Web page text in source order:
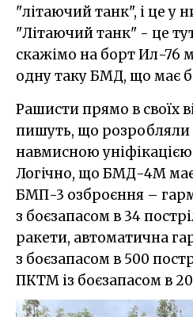
"літаючий танк", і це у
"Літаючий танк" - це
скажімо на борт Ил-76
одну таку БМД, що має
Рашисти прямо в своїх
пишуть, що
навмисною
Логічно, що БМД-4М має
БМП-3 озброєння –
з боєзапасом в 34
ракети, автоматична
з боєзапасом в 500
ПКТМ із боєзапасом в